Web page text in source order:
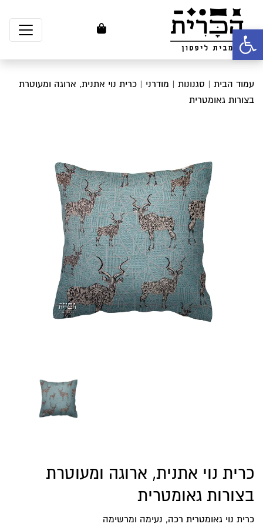
פתח סרגל נגישות
עמוד הבית | סגנונות | מודרני | כרית נוי אתנית, ארוגה ומעוטרת
בצורות גאומטרית
כרית נוי אתנית, ארוגה ומעוטרת
בצורות גאומטרית
כרית נוי גאומטרית רכה, נעימה ומרשימה